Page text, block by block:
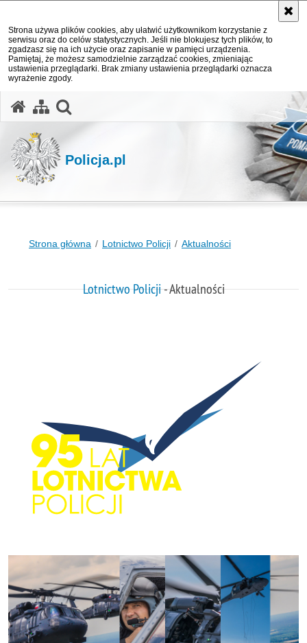
Strona używa plików cookies, aby ułatwić użytkownikom korzystanie z
serwisu oraz do celów statystycznych. Jeśli nie blokujesz tych plików, to
zgadzasz się na ich użycie oraz zapisanie w pamięci urządzenia.
Pamiętaj, że możesz samodzielnie zarządzać cookies, zmieniając
ustawienia przeglądarki. Brak zmiany ustawienia przeglądarki oznacza
wyrażenie zgody.
Policja.pl
Strona główna Lotnictwo Policji Aktualności
Lotnictwo Policji- Aktualności